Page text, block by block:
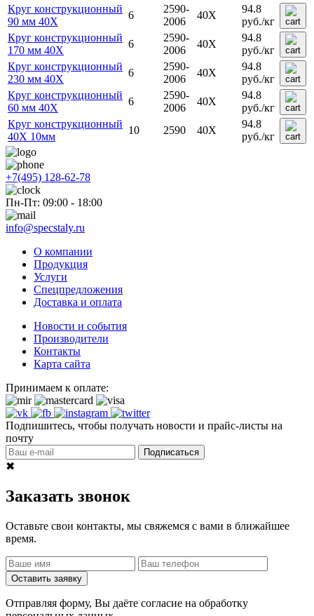
Круг конструкционный
90 мм 40Х
6
2590-
2006
40Х
94.8
руб./кг
Круг конструкционный
170 мм 40Х
6
2590-
2006
40Х
94.8
руб./кг
Круг конструкционный
230 мм 40Х
6
2590-
2006
40Х
94.8
руб./кг
Круг конструкционный
60 мм 40Х
6
2590-
2006
40Х
94.8
руб./кг
Круг конструкционный
40Х 10мм
10 2590 40Х
94.8
руб./кг
+7(495) 128-62-78
Пн-Пт: 09:00 - 18:00
info@specstaly.ru
О компании
Продукция
Услуги
Спецпредложения
Доставка и оплата
Новости и события
Производители
Контакты
Карта сайта
Принимаем к оплате:
Подпишитесь, чтобы получать новости и прайс-листы на
почту
Подписаться
✖
Заказать звонок
Оставьте свои контакты, мы свяжемся с вами в ближайшее
время.
Оставить заявку
Отправляя форму, Вы даёте согласие на обработку